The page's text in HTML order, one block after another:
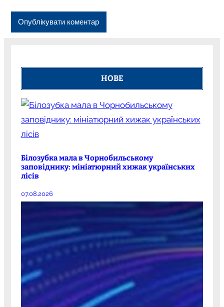
НОВЕ
Білозубка мала в Чорнобильському
заповіднику: мініатюрний хижак українських
лісів
07.08.2026